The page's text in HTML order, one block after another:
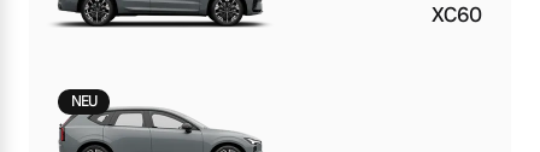
XC60
NEU